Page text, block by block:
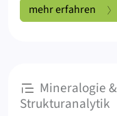
Malvern-Panalytical
mehr erfahren
Mineralogie
Strukturanalytik